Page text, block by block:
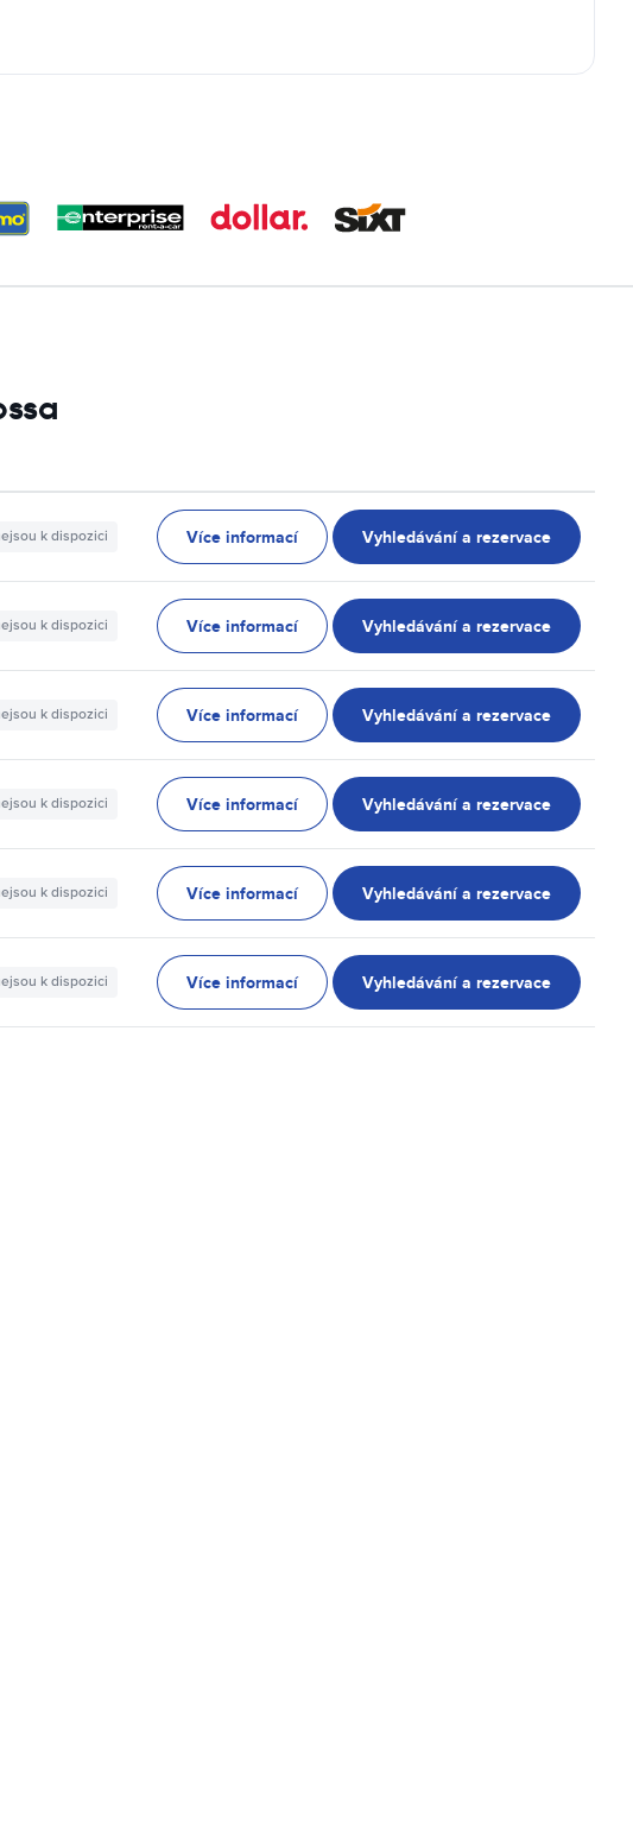
k dispozici Více informací Vyhledávání a rezervace
k dispozici Více informací Vyhledávání a rezervace
k dispozici Více informací Vyhledávání a rezervace
k dispozici Více informací Vyhledávání a rezervace
k dispozici Více informací Vyhledávání a rezervace
k dispozici Více informací Vyhledávání a rezervace